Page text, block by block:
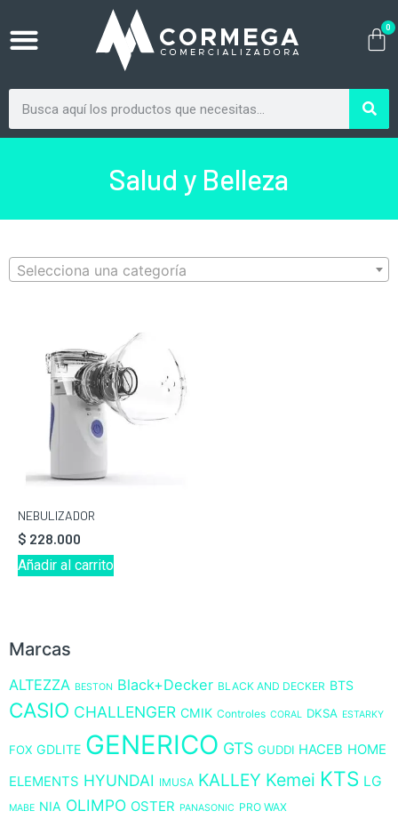
0
Salud y Belleza
Selecciona una categoría
NEBULIZADOR
$ 228.000
Añadir al carrito
Marcas
ALTEZZA BESTON Black+Decker BLACK AND DECKER BTS
CASIO CHALLENGER CMIK Controles CORAL DKSA ESTARKY
FOX GDLITE GENERICO GTS GUDDI HACEB HOME
ELEMENTS HYUNDAI IMUSA KALLEY Kemei KTS LG
MABE NIA OLIMPO OSTER PANASONIC PRO WAX